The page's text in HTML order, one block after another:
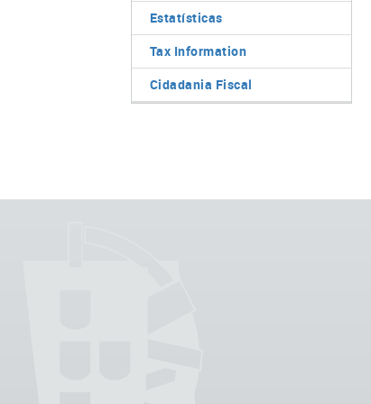
Estatísticas
Tax Information
Cidadania Fiscal